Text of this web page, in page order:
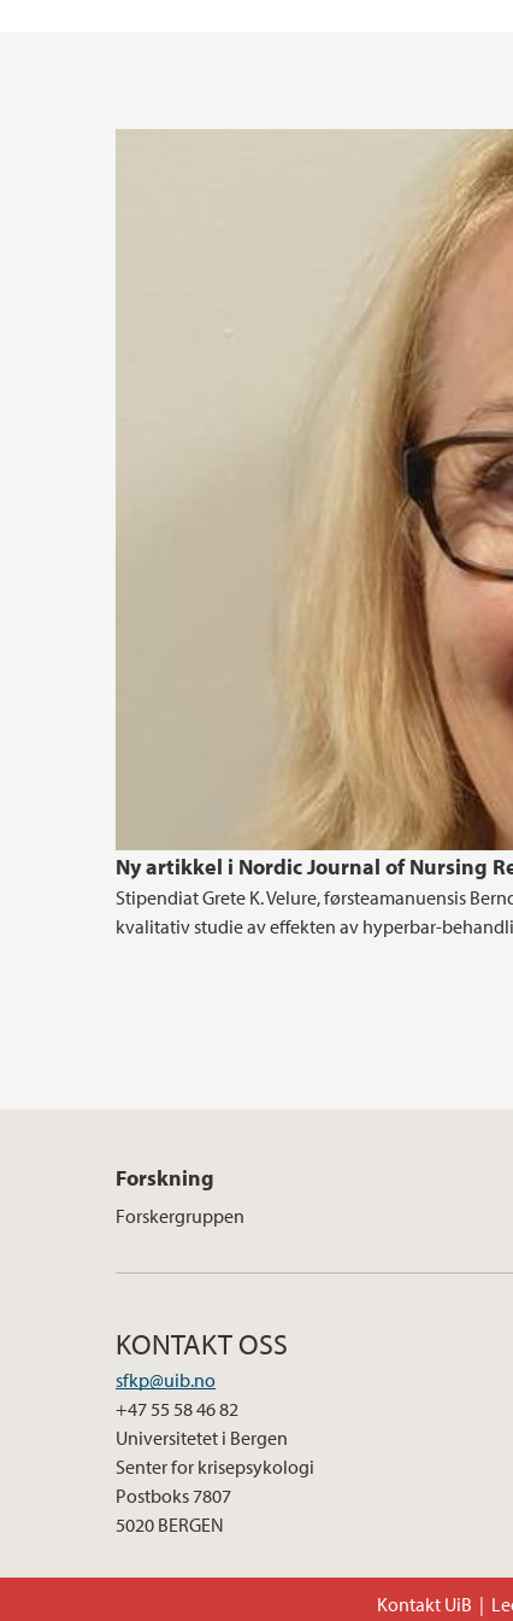
Ny artikkel i Nordic Journal of Nursing
Stipendiat Grete K. Velure, førsteamanuensis
kvalitativ studie av effekten av hyperbar-
Forskning
Forskergruppen
KONTAKT OSS
sfkp@uib.no
+47 55 58 46 82
Universitetet i Bergen
Senter for krisepsykologi
Postboks 7807
5020 BERGEN
Kontakt UiB